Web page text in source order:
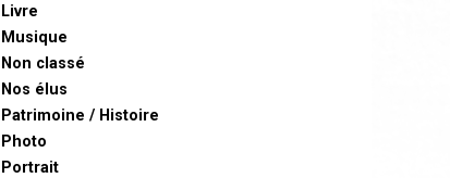
Livre
Musique
Non classé
Nos élus
Patrimoine / Histoire
Photo
Portrait